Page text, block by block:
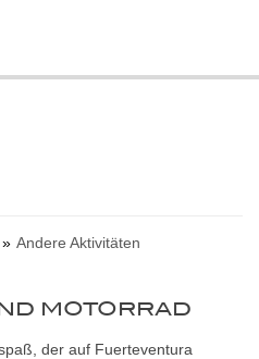
Andere Aktivitäten
MOTORRAD
der auf Fuerteventura